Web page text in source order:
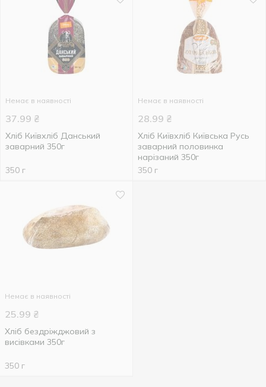
Немає в наявності
37.99 ₴
Хліб Київхліб Данський
заварний 350г
350 г
Немає в наявності
28.99 ₴
Хліб Київхліб Київська Русь
заварний половинка
нарізаний 350г
350 г
Немає в наявності
25.99 ₴
Хліб бездріжджовий з
висівками 350г
350 г